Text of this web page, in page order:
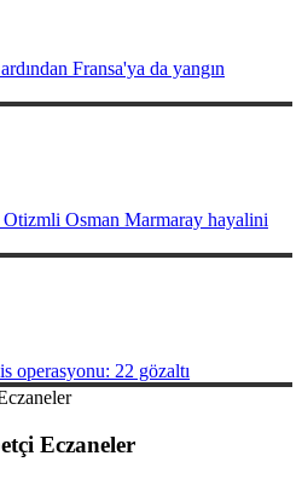
Fransa'ya da yangın
Osman Marmaray hayalini
operasyonu: 22 gözaltı
Eczaneler